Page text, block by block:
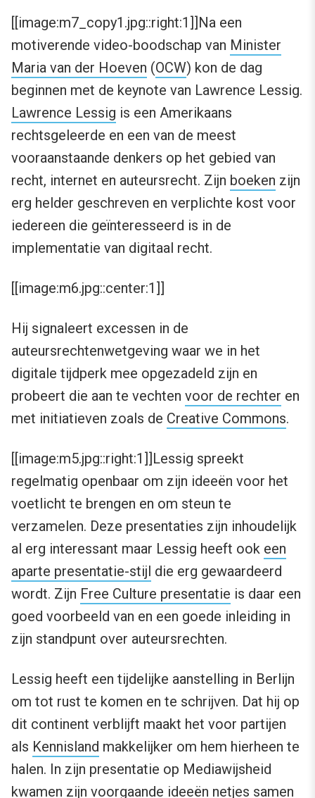
[[image:m7_copy1.jpg::right:1]]Na een
motiverende video-boodschap van Minister
Maria van der Hoeven (OCW) kon de dag
beginnen met de keynote van Lawrence Lessig.
Lawrence Lessig is een Amerikaans
rechtsgeleerde en een van de meest
vooraanstaande denkers op het gebied van
recht, internet en auteursrecht. Zijn boeken zijn
erg helder geschreven en verplichte kost voor
iedereen die geïnteresseerd is in de
implementatie van digitaal recht.
[[image:m6.jpg::center:1]]
Hij signaleert excessen in de
auteursrechtenwetgeving waar we in het
digitale tijdperk mee opgezadeld zijn en
probeert die aan te vechten voor de rechter en
met initiatieven zoals de Creative Commons.
[[image:m5.jpg::right:1]]Lessig spreekt
regelmatig openbaar om zijn ideeën voor het
voetlicht te brengen en om steun te
verzamelen. Deze presentaties zijn inhoudelijk
al erg interessant maar Lessig heeft ook een
aparte presentatie-stijl die erg gewaardeerd
wordt. Zijn Free Culture presentatie is daar een
goed voorbeeld van en een goede inleiding in
zijn standpunt over auteursrechten.
Lessig heeft een tijdelijke aanstelling in Berlijn
om tot rust te komen en te schrijven. Dat hij op
dit continent verblijft maakt het voor partijen
als Kennisland makkelijker om hem hierheen te
halen. In zijn presentatie op Mediawijsheid
kwamen zijn voorgaande ideeën netjes samen